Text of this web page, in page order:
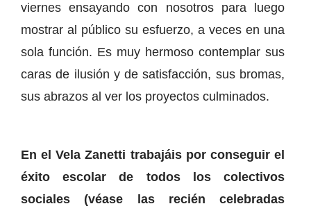
viernes ensayando con nosotros para luego
mostrar al público su esfuerzo, a veces en una
sola función. Es muy hermoso contemplar sus
caras de ilusión y de satisfacción, sus bromas,
sus abrazos al ver los proyectos culminados.
En el Vela Zanetti trabajáis por conseguir el
éxito escolar de todos los colectivos
sociales (véase las recién celebradas